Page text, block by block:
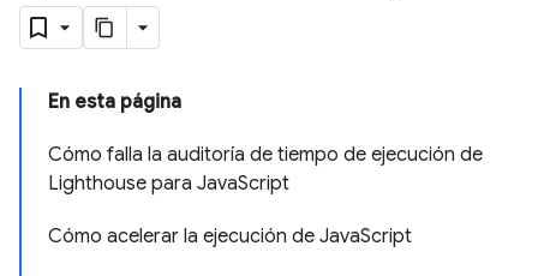
En esta página
Cómo falla la auditoría de tiempo de ejecución de
Lighthouse para JavaScript
Cómo acelerar la ejecución de JavaScript